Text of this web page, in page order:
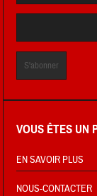
VOUS ÊTES UN
EN SAVOIR PLUS
NOUS-CONTACTER